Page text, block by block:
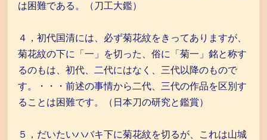
は困難である。（刀工大鑑）
４，初代国清には、必ず菊花紋をきってありますが、
菊花紋の下に「一」を切った、俗に「菊一」銘と称す
るのもは、初代、二代にはなく、三代以降のもので
す。・・・前述の事情から二代、三代の作品を区別す
ることは困難です。（日本刀の研究と鑑賞）
５，だいたいハバキ下に菊花紋を切るが、これは山城